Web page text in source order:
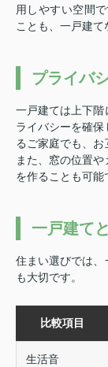
用しやすい空間
ことも、一戸建て
プライバ
一戸建ては上下
ライバシーを確保
るご家庭でも、お
また、窓の位置
を作ることも可能
一戸建て
住まい選びでは、
も大切です。
比較項目
生活音